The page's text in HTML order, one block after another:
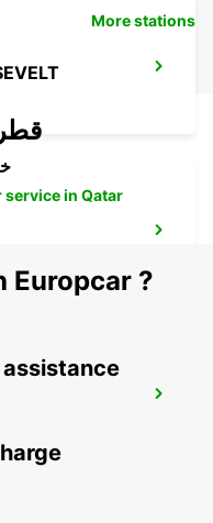
More stations
Our Blog articles in قطر
in Qatar
Europcar ?